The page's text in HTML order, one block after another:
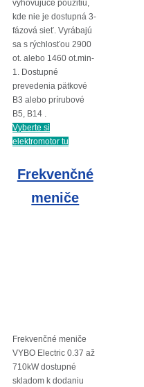
vyhovujúce použitiu,
kde nie je dostupná 3-
fázová sieť. Vyrábajú
sa s rýchlosťou 2900
ot. alebo 1460 ot.min-
1. Dostupné
prevedenia pätkové
B3 alebo prírubové
B5, B14 .
Vyberte si
elektromotor tu
Frekvenčné
meniče
Frekvenčné meniče
VYBO Electric 0.37 až
710kW dostupné
skladom k dodaniu